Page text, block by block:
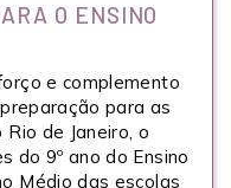
O ENSINO
e complemento
para as
de Janeiro, o
do 9º ano do Ensino
Médio das escolas